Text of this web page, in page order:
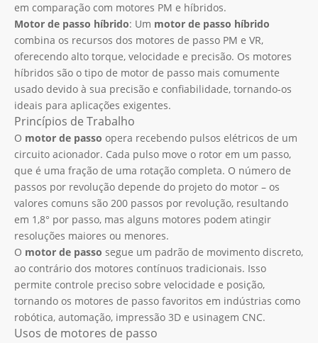
em comparação com motores PM e híbridos.
Motor de passo híbrido: Um motor de passo híbrido
combina os recursos dos motores de passo PM e VR,
oferecendo alto torque, velocidade e precisão. Os motores
híbridos são o tipo de motor de passo mais comumente
usado devido à sua precisão e confiabilidade, tornando-os
ideais para aplicações exigentes.
Princípios de Trabalho
O motor de passo opera recebendo pulsos elétricos de um
circuito acionador. Cada pulso move o rotor em um passo,
que é uma fração de uma rotação completa. O número de
passos por revolução depende do projeto do motor – os
valores comuns são 200 passos por revolução, resultando
em 1,8° por passo, mas alguns motores podem atingir
resoluções maiores ou menores.
O motor de passo segue um padrão de movimento discreto,
ao contrário dos motores contínuos tradicionais. Isso
permite controle preciso sobre velocidade e posição,
tornando os motores de passo favoritos em indústrias como
robótica, automação, impressão 3D e usinagem CNC.
Usos de motores de passo